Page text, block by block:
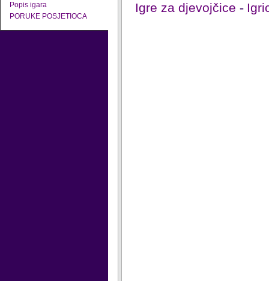
Popis igara
PORUKE POSJETIOCA
Igre za djevojčice -